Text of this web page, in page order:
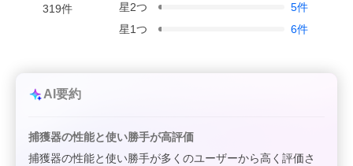
319件
星2つ 5件
星1つ 6件
AI要約
捕獲器の性能と使い勝手が高評価
捕獲器の性能と使い勝手が多くのユーザーから高く評価さ